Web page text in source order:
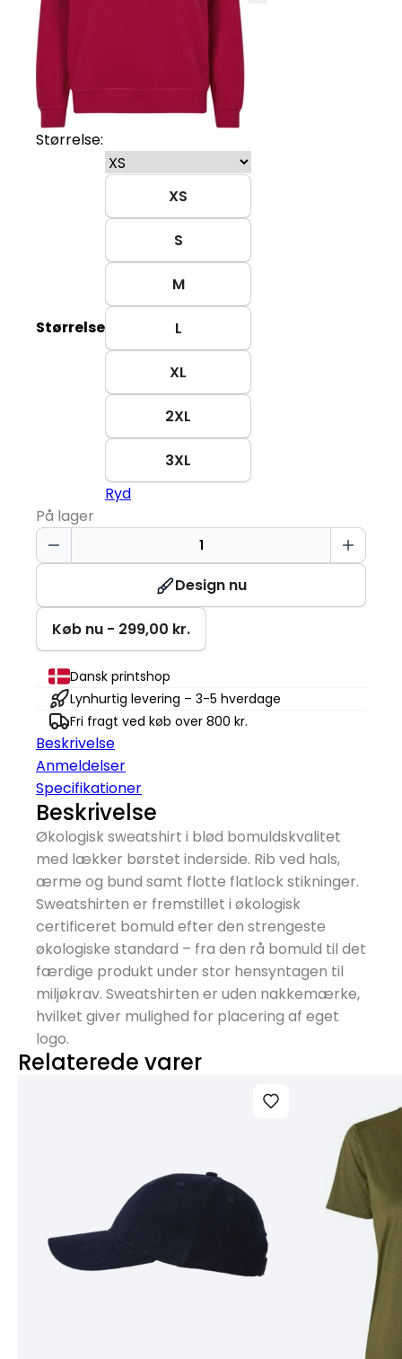
Størrelse:
Størrelse
XS
S
M
L
XL
2XL
3XL
Ryd
På lager
Sweatshirt
|
|
Dame
antal
Design nu
Køb nu - 299,00 kr.
Dansk printshop
Lynhurtig levering – 3-5 hverdage
Fri fragt ved køb over 800 kr.
Beskrivelse
Anmeldelser
Specifikationer
Beskrivelse
Økologisk sweatshirt i blød bomuldskvalitet
med lækker børstet inderside. Rib ved hals,
ærme og bund samt flotte flatlock stikninger.
Sweatshirten er fremstillet i økologisk
certificeret bomuld efter den strengeste
økologiske standard – fra den rå bomuld til det
færdige produkt under stor hensyntagen til
miljøkrav. Sweatshirten er uden nakkemærke,
hvilket giver mulighed for placering af eget
logo.
Relaterede varer